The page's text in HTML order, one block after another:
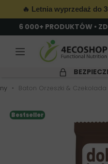
🔥 Letnia wyprzedaż do
6 000+ PRODUKTÓW •
Baton Orzeszki &
Bestseller